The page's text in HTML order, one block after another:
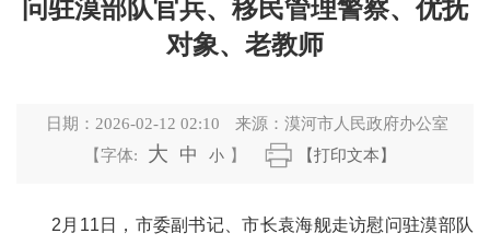
问驻漠部队官兵、移民管理警察、优抚
对象、老教师
日期： 2026-02-12 02:10 来源： 漠河市人民政府办公室
【字体:
大 中 小 】 【打印文本】
2月11日， 市委副书记、市长袁海舰走访慰问驻漠部队